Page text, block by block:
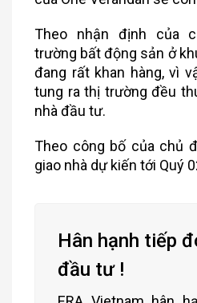
Theo nhận định của
trường bất động sản ở
đang rất khan hàng, vì
tung ra thị trường đều
nhà đầu tư.
Theo công bố của chủ
giao nhà dự kiến tới Quý
Hân hạnh tiếp
đầu tư !